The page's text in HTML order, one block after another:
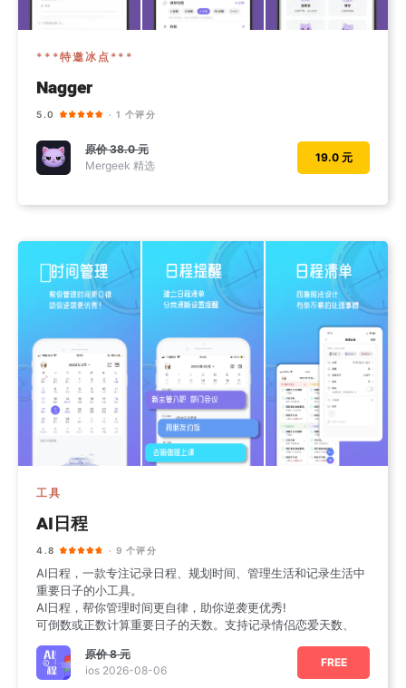
***特邀冰点***
Nagger
5.0 · 1 个评分
原价38.0 元
Mergeek 精选
19.0 元
工具
AI日程
4.8 · 9 个评分
AI日程，一款专注记录日程、规划时间、管理生活和记录生活中
重要日子的小工具。
AI日程，帮你管理时间更自律，助你逆袭更优秀!
可倒数或正数计算重要日子的天数。支持记录情侣恋爱天数、
原价8 元
ios 2026-08-06
FREE